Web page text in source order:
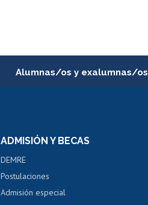
Alumnas/os y exalumnas/os
Servicio médico y dental
Pago de arancel y crédito alumnos
Pago de arancel y crédito exalumnos
ADMISIÓN Y BECAS
DEMRE
Postulaciones
Admisión especial